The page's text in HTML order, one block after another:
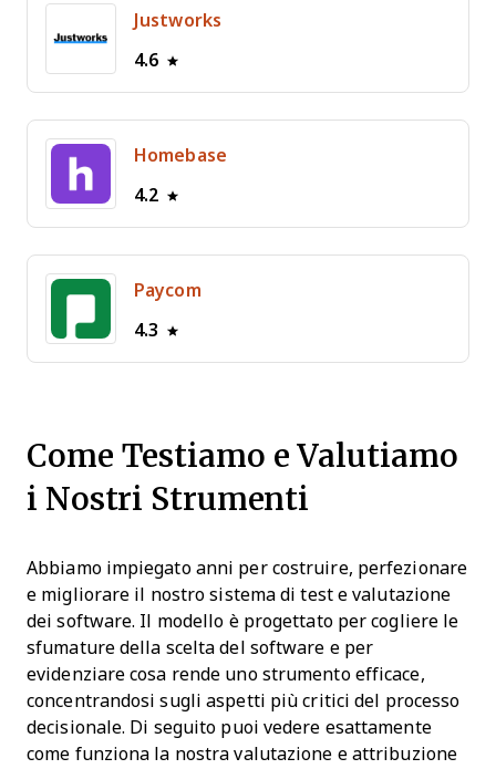
Justworks
4.6
Homebase
4.2
Paycom
4.3
Come Testiamo e Valutiamo
i Nostri Strumenti
Abbiamo impiegato anni per costruire, perfezionare
e migliorare il nostro sistema di test e valutazione
dei software. Il modello è progettato per cogliere le
sfumature della scelta del software e per
evidenziare cosa rende uno strumento efficace,
concentrandosi sugli aspetti più critici del processo
decisionale. Di seguito puoi vedere esattamente
come funziona la nostra valutazione e attribuzione